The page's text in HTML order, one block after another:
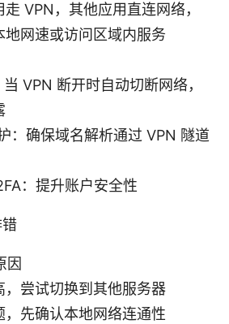
VPN，其他应用直连网络，
地网速或访问区域内服务
VPN 断开时自动切断网络，
：确保域名解析通过 VPN 隧道
：提升账户安全性
因
，尝试切换到其他服务器
，先确认本地网络连通性